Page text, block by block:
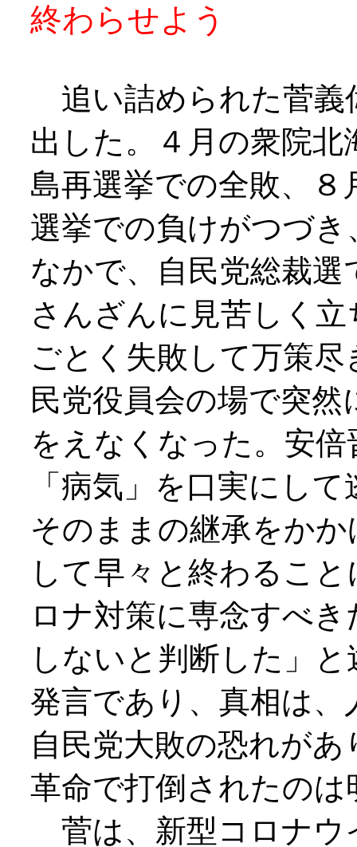
終わらせよう
追い詰められた菅義
出した。４月の衆院北
島再選挙での全敗、
選挙での負けがつづ
なかで、自民党総裁
さんざんに見苦しく
ごとく失敗して万策
民党役員会の場で突
をえなくなった。安
「病気」を口実にし
そのままの継承をか
して早々と終わるこ
ロナ対策に専念すべ
しないと判断した」
発言であり、真相は
自民党大敗の恐れが
革命で打倒されたの
菅は、新型コロナウ